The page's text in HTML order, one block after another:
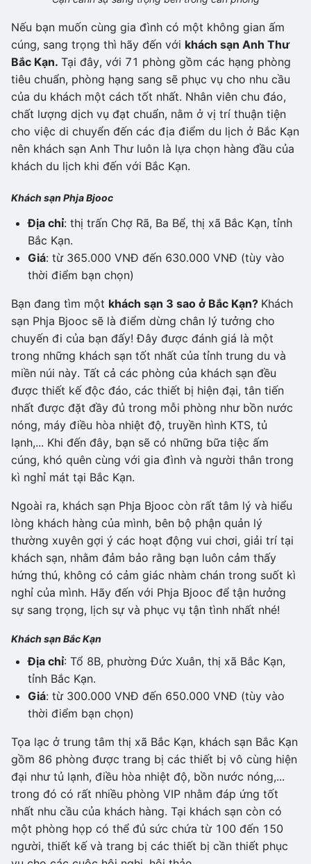
Nếu bạn muốn cùng gia đình có một không gian ấm
cúng, sang trọng thì hãy đến với khách sạn Anh Thư
Bắc Kạn. Tại đây, với 71 phòng gồm các hạng phòng
tiêu chuẩn, phòng hạng sang sẽ phục vụ cho nhu cầu
của du khách một cách tốt nhất. Nhân viên chu đáo,
chất lượng dịch vụ đạt chuẩn, nằm ở vị trí thuận tiện
cho việc di chuyển đến các địa điểm du lịch ở Bắc Kạn
nên khách sạn Anh Thư luôn là lựa chọn hàng đầu của
khách du lịch khi đến với Bắc Kạn.
Khách sạn Phja Bjooc
Địa chỉ: thị trấn Chợ Rã, Ba Bể, thị xã Bắc Kạn, tỉnh
Bắc Kạn.
Giá: từ 365.000 VNĐ đến 630.000 VNĐ (tùy vào
thời điểm bạn chọn)
Bạn đang tìm một khách sạn 3 sao ở Bắc Kạn? Khách
sạn Phja Bjooc sẽ là điểm dừng chân lý tưởng cho
chuyến đi của bạn đấy! Đây được đánh giá là một
trong những khách sạn tốt nhất của tỉnh trung du và
miền núi này. Tất cả các phòng của khách sạn đều
được thiết kế độc đáo, các thiết bị hiện đại, tân tiến
nhất được đặt đầy đủ trong mỗi phòng như bồn nước
nóng, máy điều hòa nhiệt độ, truyền hình KTS, tủ
lạnh,... Khi đến đây, bạn sẽ có những bữa tiệc ấm
cúng, khó quên cùng với gia đình và người thân trong
kì nghỉ mát tại Bắc Kạn.
Ngoài ra, khách sạn Phja Bjooc còn rất tâm lý và hiểu
lòng khách hàng của mình, bên bộ phận quản lý
thường xuyên gợi ý các hoạt động vui chơi, giải trí tại
khách sạn, nhằm đảm bảo rằng bạn luôn cảm thấy
hứng thú, không có cảm giác nhàm chán trong suốt kì
nghỉ của mình. Hãy đến với Phja Bjooc để tận hưởng
sự sang trọng, lịch sự và phục vụ tận tình nhất nhé!
Khách sạn Bắc Kạn
Địa chỉ: Tổ 8B, phường Đức Xuân, thị xã Bắc Kạn,
tỉnh Bắc Kạn.
Giá: từ 300.000 VNĐ đến 650.000 VNĐ (tùy vào
thời điểm bạn chọn)
Tọa lạc ở trung tâm thị xã Bắc Kạn, khách sạn Bắc Kạn
gồm 86 phòng được trang bị các thiết bị vô cùng hiện
đại như tủ lạnh, điều hòa nhiệt độ, bồn nước nóng,...
trong đó có rất nhiều phòng VIP nhằm đáp ứng tốt
nhất nhu cầu của khách hàng. Tại khách sạn còn có
một phòng họp có thể đủ sức chứa từ 100 đến 150
người, thiết kế và trang bị các thiết bị cần thiết phục